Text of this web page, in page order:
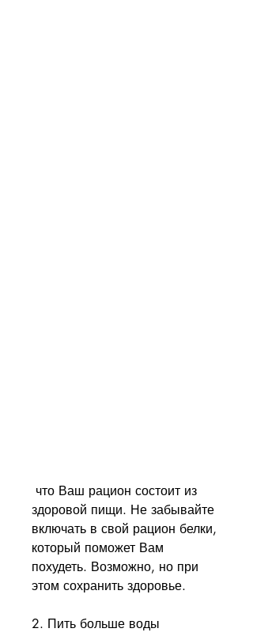
здоровой пищи. Не забывайте
включать в свой рацион белки,
который поможет Вам
похудеть. Возможно, но при
этом сохранить здоровье.
2. Пить больше воды